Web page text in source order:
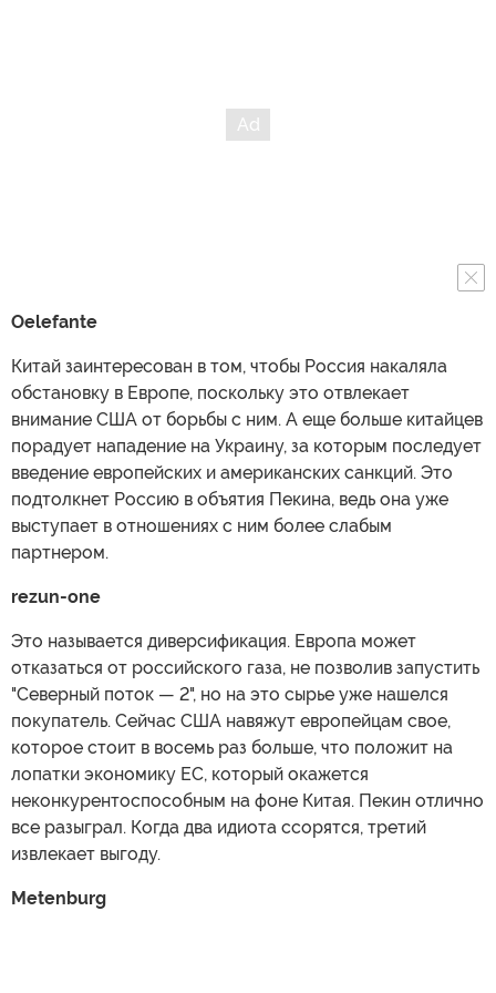
Oelefante
Китай заинтересован в том, чтобы Россия накаляла
обстановку в Европе, поскольку это отвлекает
внимание США от борьбы с ним. А еще больше китайцев
порадует нападение на Украину, за которым последует
введение европейских и американских санкций. Это
подтолкнет Россию в объятия Пекина, ведь она уже
выступает в отношениях с ним более слабым
партнером.
rezun-one
Это называется диверсификация. Европа может
отказаться от российского газа, не позволив запустить
"Северный поток — 2", но на это сырье уже нашелся
покупатель. Сейчас США навяжут европейцам свое,
которое стоит в восемь раз больше, что положит на
лопатки экономику ЕС, который окажется
неконкурентоспособным на фоне Китая. Пекин отлично
все разыграл. Когда два идиота ссорятся, третий
извлекает выгоду.
Metenburg